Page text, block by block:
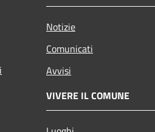
Notizie
Comunicati
Avvisi
VIVERE IL COMUNE